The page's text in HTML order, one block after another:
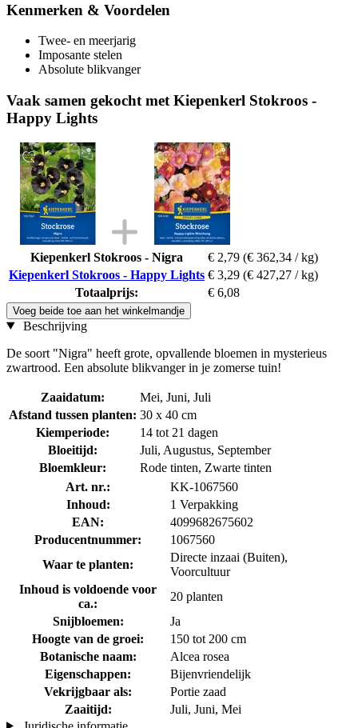
Kenmerken & Voordelen
Twee- en meerjarig
Imposante stelen
Absolute blikvanger
Vaak samen gekocht met Kiepenkerl Stokroos -
Happy Lights
Kiepenkerl Stokroos - Nigra € 2,79 (€ 362,34 / kg)
Kiepenkerl Stokroos - Happy Lights € 3,29 (€ 427,27 / kg)
Totaalprijs:
€ 6,08
Voeg beide toe aan het winkelmandje
Beschrijving
De soort "Nigra" heeft grote, opvallende bloemen in mysterieus
zwartrood. Een absolute blikvanger in je zomerse tuin!
Zaaidatum:
Mei, Juni, Juli
Afstand tussen planten: 30 x 40 cm
Kiemperiode:
14 tot 21 dagen
Bloeitijd:
Juli, Augustus, September
Bloemkleur:
Rode tinten, Zwarte tinten
Art. nr.:
KK-1067560
Inhoud:
1 Verpakking
EAN:
4099682675602
Producentnummer:
1067560
Waar te planten:
Directe inzaai (Buiten),
Voorcultuur
Inhoud is voldoende voor
ca.:
20 planten
Snijbloemen:
Ja
Hoogte van de groei:
150 tot 200 cm
Botanische naam:
Alcea rosea
Eigenschappen:
Bijenvriendelijk
Vekrijgbaar als:
Portie zaad
Zaaitijd:
Juli, Juni, Mei